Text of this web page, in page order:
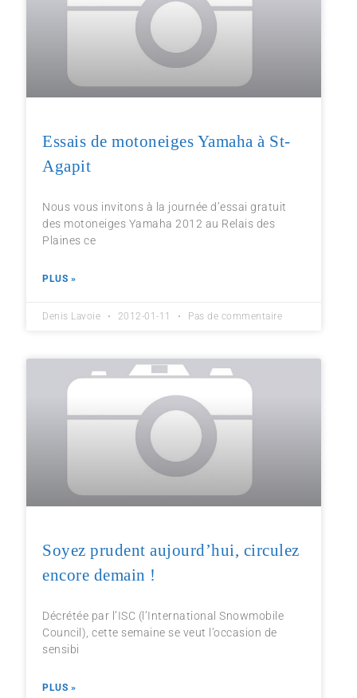
Essais de motoneiges Yamaha à St-
Agapit
Nous vous invitons à la journée d’essai gratuit
des motoneiges Yamaha 2012 au Relais des
Plaines ce
PLUS »
Denis Lavoie 2012-01-11 Pas de commentaire
Soyez prudent aujourd’hui, circulez
encore demain !
Décrétée par l’ISC (l’International Snowmobile
Council), cette semaine se veut l’occasion de
sensibi
PLUS »